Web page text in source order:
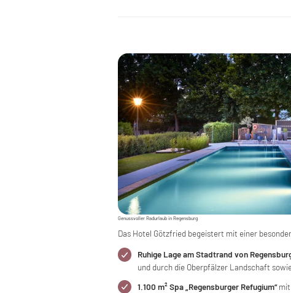
Genussvoller Radurlaub in Regensburg
Das Hotel Götzfried begeistert mit einer
Ruhige Lage am Stadtrand von
und durch die Oberpfälzer Landschaft
1.100 m² Spa „Regensburger Refugium“mit